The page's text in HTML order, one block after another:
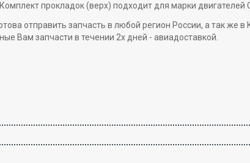
прокладок (верх) подходит для марки двигателей
отправить запчасть в любой регион России, а так же в
Вам запчасти в течении 2х дней - авиадоставкой.